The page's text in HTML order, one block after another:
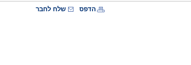
הדפס שלח לחבר